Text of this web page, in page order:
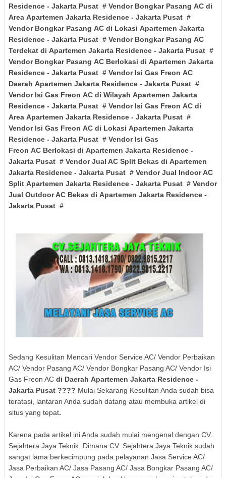
Residence - Jakarta Pusat # Vendor Bongkar Pasang AC di
Area Apartemen Jakarta Residence - Jakarta Pusat #
Vendor Bongkar Pasang AC di Lokasi Apartemen Jakarta
Residence - Jakarta Pusat # Vendor Bongkar Pasang AC
Terdekat di Apartemen Jakarta Residence - Jakarta Pusat #
Vendor Bongkar Pasang AC Berlokasi di Apartemen Jakarta
Residence - Jakarta Pusat # Vendor Isi Gas Freon AC
Daerah Apartemen Jakarta Residence - Jakarta Pusat #
Vendor Isi Gas Freon AC di Wilayah Apartemen Jakarta
Residence - Jakarta Pusat # Vendor Isi Gas Freon AC di
Area Apartemen Jakarta Residence - Jakarta Pusat #
Vendor Isi Gas Freon AC di Lokasi Apartemen Jakarta
Residence - Jakarta Pusat # Vendor Isi Gas
Freon AC Berlokasi di Apartemen Jakarta Residence -
Jakarta Pusat # Vendor Jual AC Split Bekas di Apartemen
Jakarta Residence - Jakarta Pusat # Vendor Jual Indoor AC
Split Apartemen Jakarta Residence - Jakarta Pusat # Vendor
Jual Outdoor AC Bekas di Apartemen Jakarta Residence -
Jakarta Pusat #
Sedang Kesulitan Mencari Vendor Service AC/ Vendor Perbaikan
AC/ Vendor Pasang AC/ Vendor Bongkar Pasang AC/ Vendor Isi
Gas Freon AC di Daerah Apartemen Jakarta Residence -
Jakarta Pusat ???? Mulai Sekarang Kesulitan Anda sudah bisa
teratasi, lantaran Anda sudah datang atau membuka artikel di
situs yang tepat.
Karena pada artikel ini Anda sudah mulai mengenal dengan CV.
Sejahtera Jaya Teknik. Dimana CV. Sejahtera Jaya Teknik sudah
sangat lama berkecimpung pada pelayanan Jasa Service AC/
Jasa Perbaikan AC/ Jasa Pasang AC/ Jasa Bongkar Pasang AC/